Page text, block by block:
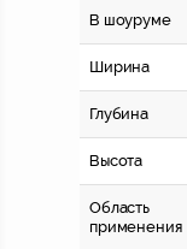
В шоуруме
Ширина
Глубина
Высота
Область
применения